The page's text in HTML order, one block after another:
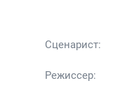
Сценарист:
Режиссер: